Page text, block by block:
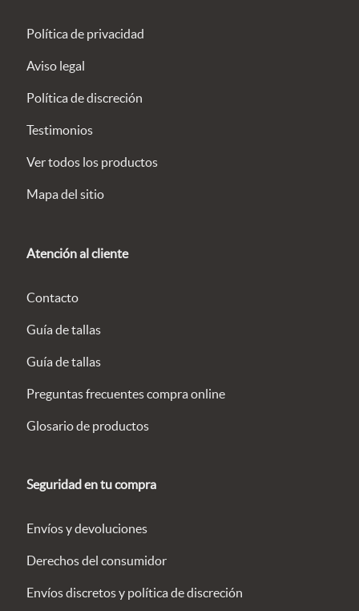
Política de privacidad
Aviso legal
Política de discreción
Testimonios
Ver todos los productos
Mapa del sitio
Atención al cliente
Contacto
Guía de tallas
Guía de tallas
Preguntas frecuentes compra online
Glosario de productos
Seguridad en tu compra
Envíos y devoluciones
Derechos del consumidor
Envíos discretos y política de discreción